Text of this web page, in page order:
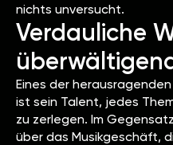
nichts unversucht.
Verdauliche
Eines der
ist sein Talent, jedes
zu zerlegen. Im
über das Musikgeschäft,